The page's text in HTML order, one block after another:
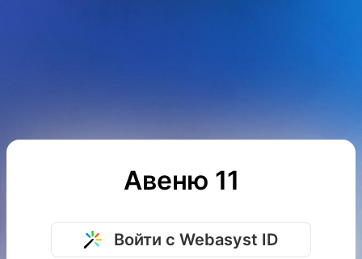
Авеню 11
Войти с Webasyst ID